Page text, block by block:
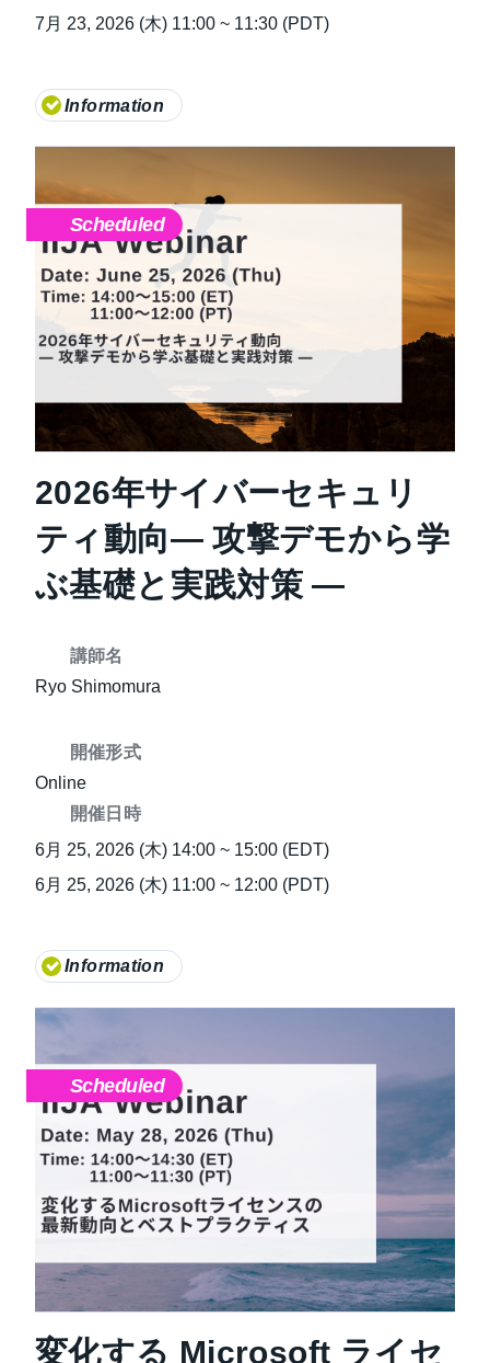
7月 23, 2026 (木) 11:00 ~ 11:30 (PDT)
Information
Scheduled
2026年サイバーセキュリ
ティ動向― 攻撃デモから学
ぶ基礎と実践対策 ―
講師名
Ryo Shimomura
開催形式
Online
開催日時
6月 25, 2026 (木) 14:00 ~ 15:00 (EDT)
6月 25, 2026 (木) 11:00 ~ 12:00 (PDT)
Information
Scheduled
変化する Microsoft ライセ